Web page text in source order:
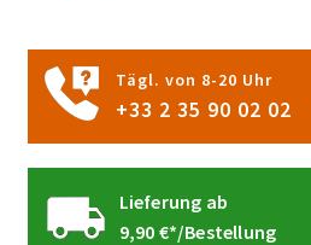
Tägl. von 8-20 Uhr
+33 2 35 90 02 02
Lieferung ab
9,90 €*/Bestellung